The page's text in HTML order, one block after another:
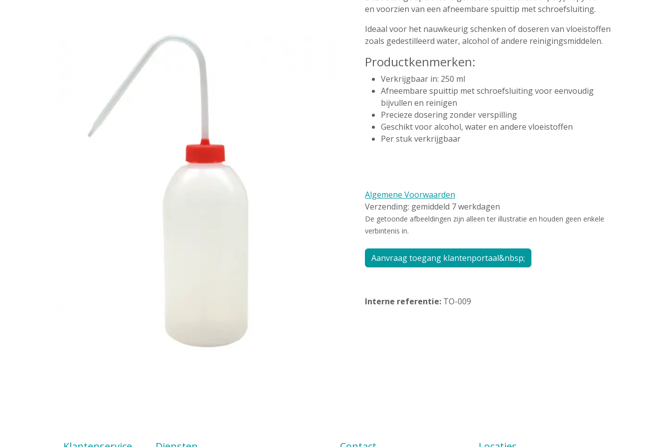
en voorzien van een afneembare spuittip met schroefsluiting.
Ideaal voor het nauwkeurig schenken of doseren van vloeistoffen
zoals gedestilleerd water, alcohol of andere reinigingsmiddelen.
Productkenmerken:
Verkrijgbaar in: 250 ml
Afneembare spuittip met schroefsluiting voor eenvoudig
bijvullen en reinigen
Precieze dosering zonder verspilling
Geschikt voor alcohol, water en andere vloeistoffen
Per stuk verkrijgbaar
Algemene Voorwaarden
Verzending: gemiddeld 7 werkdagen
De getoonde afbeeldingen zijn alleen ter illustratie en houden geen enkele
verbintenis in.
Aanvraag toegang klantenportaal&nbsp;
Interne referentie: TO-009